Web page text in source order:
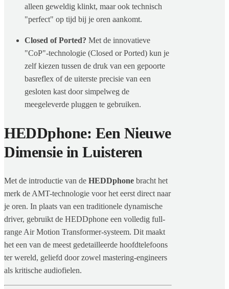
alleen geweldig klinkt, maar ook technisch
"perfect" op tijd bij je oren aankomt.
Closed of Ported? Met de innovatieve
"CoP"-technologie (Closed or Ported) kun je
zelf kiezen tussen de druk van een gepoorte
basreflex of de uiterste precisie van een
gesloten kast door simpelweg de
meegeleverde pluggen te gebruiken.
HEDDphone: Een Nieuwe
Dimensie in Luisteren
Met de introductie van de HEDDphone bracht het
merk de AMT-technologie voor het eerst direct naar
je oren. In plaats van een traditionele dynamische
driver, gebruikt de HEDDphone een volledig full-
range Air Motion Transformer-systeem. Dit maakt
het een van de meest gedetailleerde hoofdtelefoons
ter wereld, geliefd door zowel mastering-engineers
als kritische audiofielen.